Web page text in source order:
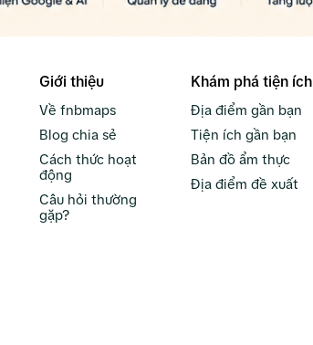
Giới thiệu
Về fnbmaps
Blog chia sẻ
Cách thức hoạt
động
Câu hỏi thường
gặp?
Khám phá tiện ích
Địa điểm gần bạn
Tiện ích gần bạn
Bản đồ ẩm thực
Địa điểm đề xuất